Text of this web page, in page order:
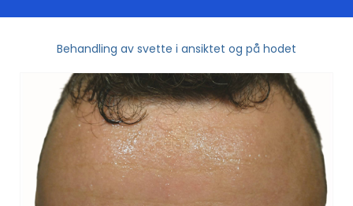
Behandling av svette i ansiktet og på hodet